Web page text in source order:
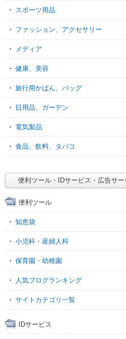
スポーツ用品
ファッション、アクセサリー
メディア
健康、美容
旅行用かばん、バッグ
日用品、ガーデン
電気製品
食品、飲料、タバコ
便利ツール・IDサービス・広告サ
便利ツール
知恵袋
小児科・産婦人科
保育園・幼稚園
人気ブログランキング
サイトカテゴリ一覧
IDサービス